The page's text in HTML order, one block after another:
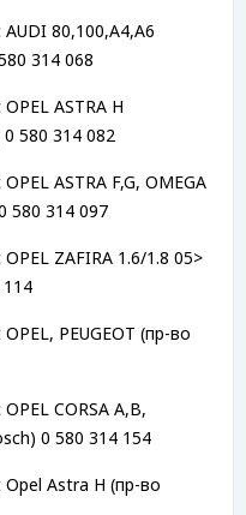
80,100,A4,A6
314 068
ASTRA H
580 314 082
ASTRA F,G, OMEGA
580 314 097
ZAFIRA 1.6/1.8 05>
PEUGEOT (пр-во
CORSA A,B,
0 580 314 154
Astra H (пр-во